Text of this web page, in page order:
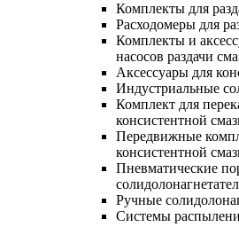
Комплекты для
Расходомеры для
Комплекты и
насосов раздачи
Аксессуары для
Индустриальные
Комплект для
консистентной
Передвижные
консистентной
Пневматические
Ручные
Системы